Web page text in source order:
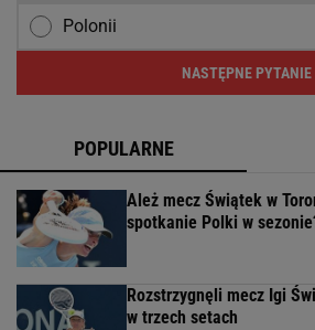
Polonii
NASTĘPNE PYTANIE
POPULARNE
Ależ mecz Świątek w
spotkanie Polki w
Rozstrzygnęli mecz Igi
w trzech setach